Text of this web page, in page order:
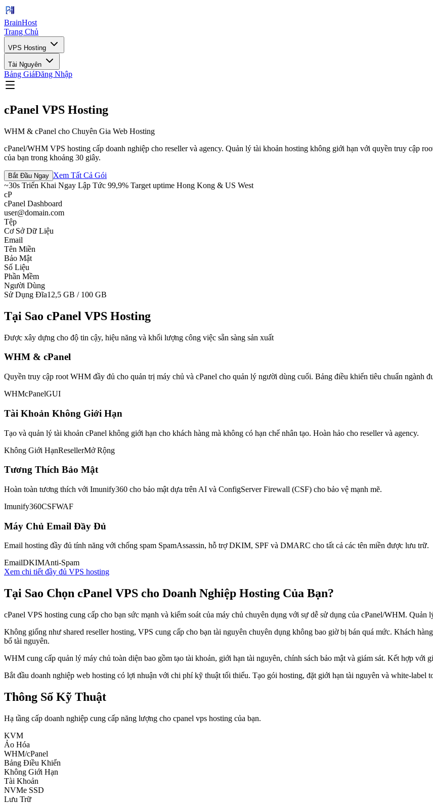
BrainHost
Trang Chủ
VPS Hosting
Tài Nguyên
Bảng GiáĐăng Nhập
cPanel VPS Hosting
WHM & cPanel cho Chuyên Gia Web Hosting
cPanel/WHM VPS hosting cấp doanh nghiệp cho reseller và agency. Quản lý tài khoản hosting không giới hạn với quyền truy cập
của bạn trong khoảng 30 giây.
Bắt Đầu Ngay Xem Tất Cả Gói
~30s Triển Khai Ngay Lập Tức 99,9% Target uptime Hong Kong & US West
cP
cPanel Dashboard
user@domain.com
Tệp
Cơ Sở Dữ Liệu
Email
Tên Miền
Bảo Mật
Số Liệu
Phần Mềm
Người Dùng
Sử Dụng Đĩa12,5 GB / 100 GB
Tại Sao cPanel VPS Hosting
Được xây dựng cho độ tin cậy, hiệu năng và khối lượng công việc sẵn sàng sản xuất
WHM & cPanel
Quyền truy cập root WHM đầy đủ cho quản trị máy chủ và cPanel cho quản lý người dùng cuối. Bảng điều khiển tiêu chuẩn ngành
WHMcPanelGUI
Tài Khoản Không Giới Hạn
Tạo và quản lý tài khoản cPanel không giới hạn cho khách hàng mà không có hạn chế nhân tạo. Hoàn hảo cho reseller và agency.
Không Giới HạnResellerMở Rộng
Tương Thích Bảo Mật
Hoàn toàn tương thích với Imunify360 cho bảo mật dựa trên AI và ConfigServer Firewall (CSF) cho bảo vệ mạnh mẽ.
Imunify360CSFWAF
Máy Chủ Email Đầy Đủ
Email hosting đầy đủ tính năng với chống spam SpamAssassin, hỗ trợ DKIM, SPF và DMARC cho tất cả các tên miền được lưu trữ.
EmailDKIMAnti-Spam
Xem chi tiết đầy đủ VPS hosting
Tại Sao Chọn cPanel VPS cho Doanh Nghiệp Hosting Của Bạn?
cPanel VPS hosting cung cấp cho bạn sức mạnh và kiểm soát của máy chủ chuyên dụng với sự dễ sử dụng của cPanel/WHM.
Không giống như shared reseller hosting, VPS cung cấp cho bạn tài nguyên chuyên dụng không bao giờ bị bán quá mức. Khách
bổ tài nguyên.
WHM cung cấp quản lý máy chủ toàn diện bao gồm tạo tài khoản, giới hạn tài nguyên, chính sách bảo mật và giám sát. Kết hợp với
Bắt đầu doanh nghiệp web hosting có lợi nhuận với chi phí kỹ thuật tối thiểu. Tạo gói hosting, đặt giới hạn tài nguyên và white-label
Thông Số Kỹ Thuật
Hạ tầng cấp doanh nghiệp cung cấp năng lượng cho cpanel vps hosting của bạn.
KVM
Ảo Hóa
WHM/cPanel
Bảng Điều Khiển
Không Giới Hạn
Tài Khoản
NVMe SSD
Lưu Trữ